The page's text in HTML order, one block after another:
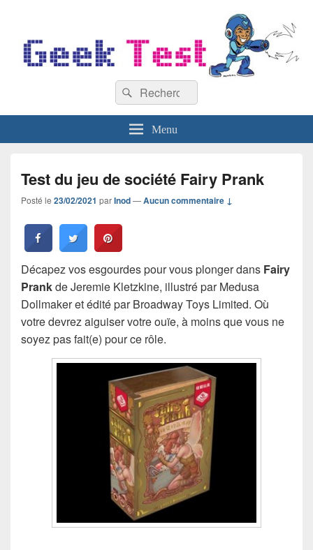
Recherche :
Rechercher
Menu
Test du jeu de société Fairy Prank
Posté le 23/02/2021 parInod—Aucun commentaire ↓
Décapez vos esgourdes pour vous plonger dans Fairy
Prankde Jeremie Kletzkine, illustré par Medusa
Dollmaker et édité par Broadway Toys Limited. Où
votre devrez aiguiser votre ouïe, à moins que vous ne
soyez pas fait(e) pour ce rôle.